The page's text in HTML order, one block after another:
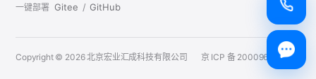
一键部署 Gitee / GitHub
Copyright © 2026 北京宏业汇成科技有限公司 京 ICP 备 20009696 号 - 1